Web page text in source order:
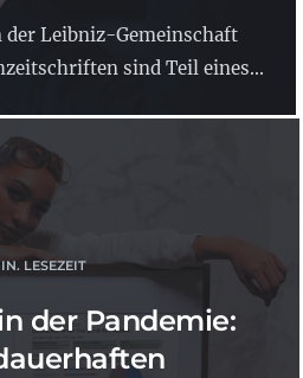
Leibniz-Gemeinschaft
sind Teil eines...
LESEZEIT
der Pandemie: